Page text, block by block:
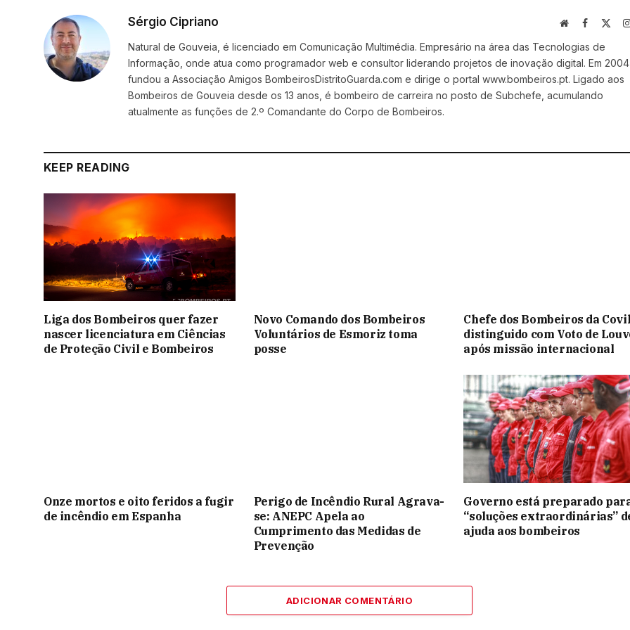
Sérgio Cipriano WebsiteFacebook
Natural de Gouveia, é licenciado em Comunicação Multimédia. Empresário na área das Tecnologias de
Informação, onde atua como programador web e consultor liderando projetos de inovação digital. Em 2004
fundou a Associação Amigos BombeirosDistritoGuarda.com e dirige o portal www.bombeiros.pt. Ligado aos
Bombeiros de Gouveia desde os 13 anos, é bombeiro de carreira no posto de Subchefe, acumulando
atualmente as funções de 2.º Comandante do Corpo de Bombeiros.
KEEP READING
Liga dos Bombeiros quer fazer
nascer licenciatura em Ciências
de Proteção Civil e Bombeiros
Novo Comando dos Bombeiros
Voluntários de Esmoriz toma
posse
Chefe dos Bombeiros da
distinguido com Voto de
após missão internacional
Onze mortos e oito feridos a fugir
de incêndio em Espanha
Perigo de Incêndio Rural Agrava-
se: ANEPC Apela ao
Cumprimento das Medidas de
Prevenção
Governo está preparado
“soluções extraordinárias”
ajuda aos bombeiros
ADICIONAR COMENTÁRIO